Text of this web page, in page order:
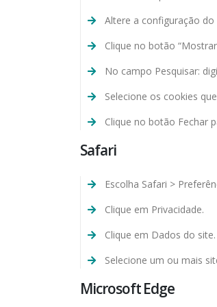
Altere a configuração
Clique no botão
No campo Pesquisar:
Selecione os cookies
Clique no botão Fechar
Safari
Escolha Safari >
Clique em Privacidade.
Clique em Dados do site.
Selecione um ou mais
Microsoft Edge